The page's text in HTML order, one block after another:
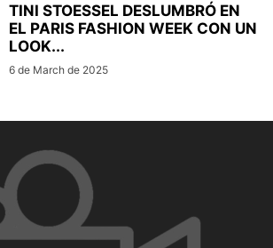
TINI STOESSEL DESLUMBRÓ EN
EL PARIS FASHION WEEK CON UN
LOOK...
6 de March de 2025